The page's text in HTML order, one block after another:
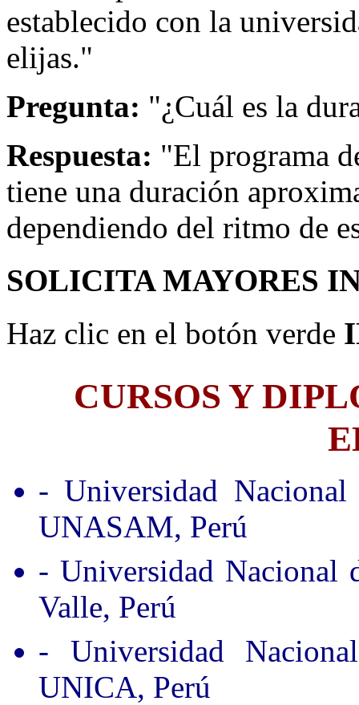
establecido con la
elijas."
Pregunta: "¿Cuál es la
Respuesta: "El programa
tiene una duración
dependiendo del ritmo de
SOLICITA MAYORES
Haz clic en el botón verde
CURSOS Y
- Universidad
UNASAM, Perú
- Universidad Nacional
Valle, Perú
- Universidad
UNICA, Perú